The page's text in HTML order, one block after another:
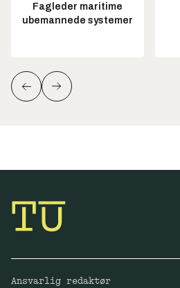
Fagleder maritime
ubemannede systemer
Ansvarlig redaktør